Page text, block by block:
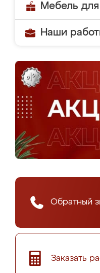
Мебель
Наши
Обратный
Заказать